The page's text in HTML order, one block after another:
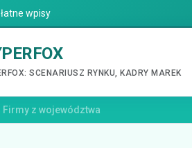
wpisy
SCENARIUSZ RYNKU, KADRY MAREK
Firmy z województwa